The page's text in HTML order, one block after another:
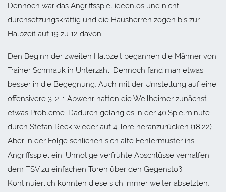
Dennoch war das Angriffsspiel ideenlos und nicht
durchsetzungskräftig und die Hausherren zogen bis zur
Halbzeit auf 19 zu 12 davon.
Den Beginn der zweiten Halbzeit begannen die Männer von
Trainer Schmauk in Unterzahl. Dennoch fand man etwas
besser in die Begegnung. Auch mit der Umstellung auf eine
offensivere 3-2-1 Abwehr hatten die Weilheimer zunächst
etwas Probleme. Dadurch gelang es in der 40.Spielminute
durch Stefan Reck wieder auf 4 Tore heranzurücken (18:22).
Aber in der Folge schlichen sich alte Fehlermuster ins
Angriffsspiel ein. Unnötige verfrühte Abschlüsse verhalfen
dem TSV zu einfachen Toren über den Gegenstoß.
Kontinuierlich konnten diese sich immer weiter absetzten.